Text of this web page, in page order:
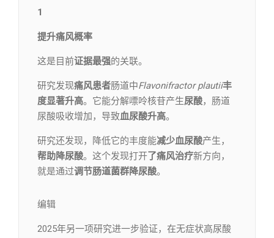
1
提升痛风概率
这是目前证据最强的关联。
研究发现痛风患者肠道中Flavonifractor plautii丰
度显著升高。它能分解嘌呤核苷产生尿酸，肠道
尿酸吸收增加，导致血尿酸升高。
研究还发现，降低它的丰度能减少血尿酸产生，
帮助降尿酸。这个发现打开 了痛风治疗新方向，
就是通过调节肠道菌群降尿酸。
编辑​
2025年另一项研究进一步验证，在无症状高尿酸